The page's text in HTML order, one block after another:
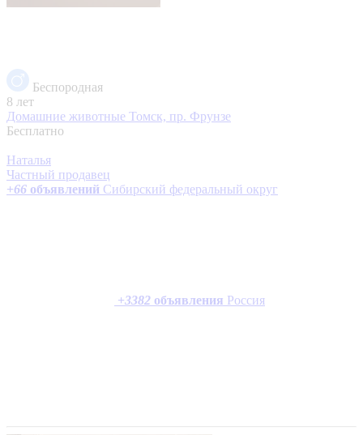
Беспородная
8 лет
Домашние животные Томск, пр. Фрунзе
Бесплатно
Наталья
Частный продавец
+66 объявлений Сибирский федеральный округ
+3382 объявления Россия